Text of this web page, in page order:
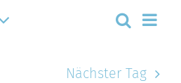
Suche
Tag
Nächster Tag